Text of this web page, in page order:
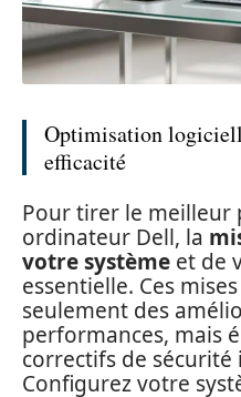
Optimisation
efficacité
Pour tirer le meilleur
ordinateur Dell, la
votre système et de
essentielle. Ces
seulement des
performances, mais
correctifs de sécurité
Configurez votre